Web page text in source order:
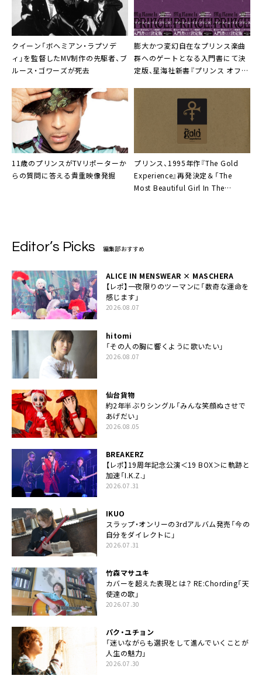
クイーン「ボヘミアン・ラプソデ
ィ」を監督したMV制作の先駆者、 ブ
ルース・ゴワーズが死去
膨大かつ変幻自在なプリンス楽曲
群へのゲートとなる入門書にて決
定版、星海社新書『プリンス オフィ
11歳のプリンスがTVリポーターか
らの質問に答える貴重映像発掘
プリンス、1995年作『The Gold
Experience』再発決定＆「The
Most Beautiful Girl In The
Editor’s Picks 編集部おすすめ
ALICE IN MENSWEAR × MASCHERA
【レポ】一夜限りのツーマンに「数奇な運命を
感じます」
2026.08.07
hitomi
「その人の胸に響くように歌いたい」
2026.08.07
仙台貨物
約2年半ぶりシングル「みんな笑顔ぬさせで
あげだい」
2026.08.05
BREAKERZ
【レポ】19周年記念公演＜19 BOX＞に軌跡と
加速「I.K.Z.」
2026.07.31
IKUO
スラップ・オンリーの3rdアルバム発売「今の
自分をダイレクトに」
2026.07.31
竹森マサユキ
カバーを超えた表現とは？ RE:Chording「天
使達の歌」
2026.07.30
パク・ユチョン
「迷いながらも選択をして進んでいくことが
人生の魅力」
2026.07.30